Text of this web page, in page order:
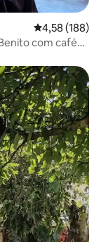
4,58 de uma
4,58 (188)
com café